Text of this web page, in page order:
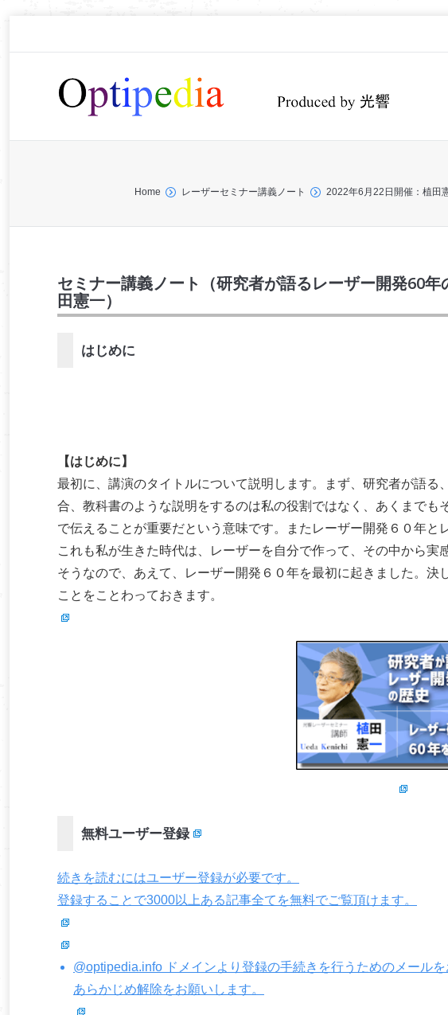
Home レーザーセミナー講義ノート 2022年6月22日開催：植田
セミナー講義ノート（研究者が語るレーザー開発60
田憲一）
はじめに
【はじめに】
最初に、講演のタイトルについて説明します。まず、研究者が語
合、教科書のような説明をするのは私の役割ではなく、あくまで
で伝えることが重要だという意味です。またレーザー開発６０年と
これも私が生きた時代は、レーザーを自分で作って、その中から
そうなので、あえて、レーザー開発６０年を最初に起きました。
ことをことわっておきます。
無料ユーザー登録
続きを読むにはユーザー登録が必要です。
登録することで3000以上ある記事全てを無料でご覧頂けます。
@optipedia.info ドメインより登録の手続きを行うためのメールを
あらかじめ解除をお願いします。